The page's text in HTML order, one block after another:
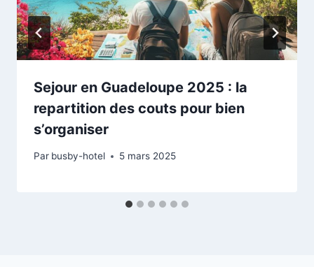
Sejour en Guadeloupe 2025 : la
repartition des couts pour bien
s’organiser
Par busby-hotel 5 mars 2025